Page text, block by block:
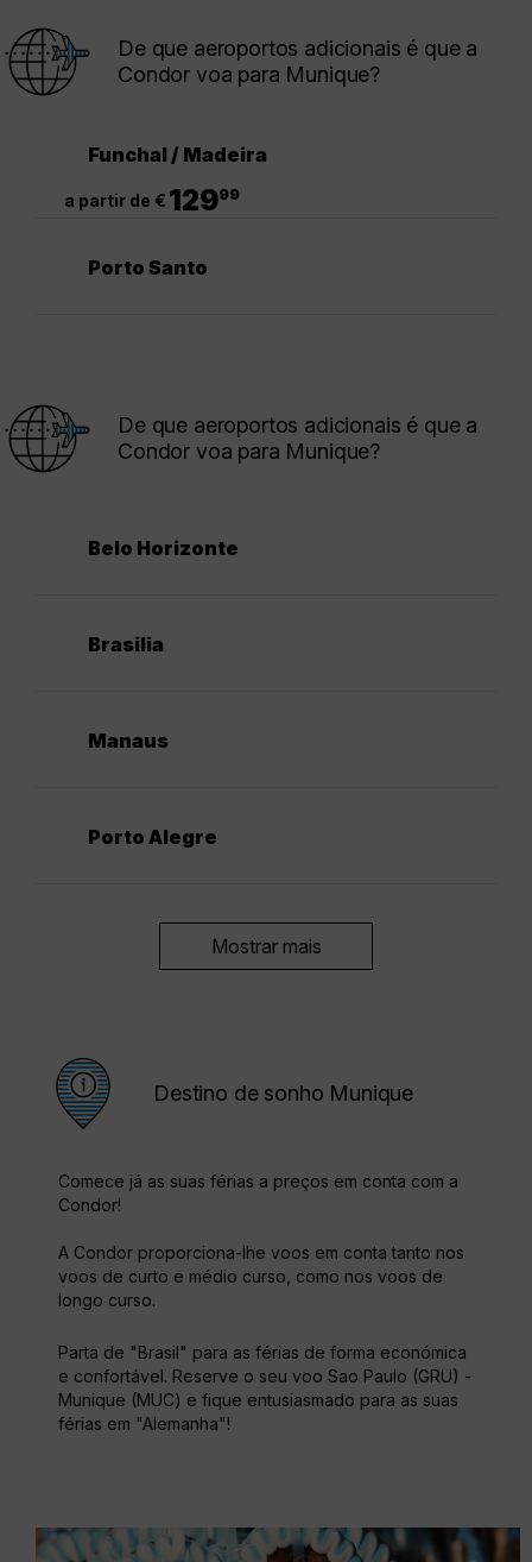
De que aeroportos adicionais é que a
Condor voa para Munique?
Funchal / Madeira
a partir de € 12999
Porto Santo
De que aeroportos adicionais é que a
Condor voa para Munique?
Belo Horizonte
Brasilia
Manaus
Porto Alegre
Mostrar mais
Destino de sonho Munique
Comece já as suas férias a preços em conta com a
Condor!
A Condor proporciona-lhe voos em conta tanto nos
voos de curto e médio curso, como nos voos de
longo curso.
Parta de "Brasil" para as férias de forma económica
e confortável. Reserve o seu voo Sao Paulo (GRU) -
Munique (MUC) e fique entusiasmado para as suas
férias em "Alemanha"!